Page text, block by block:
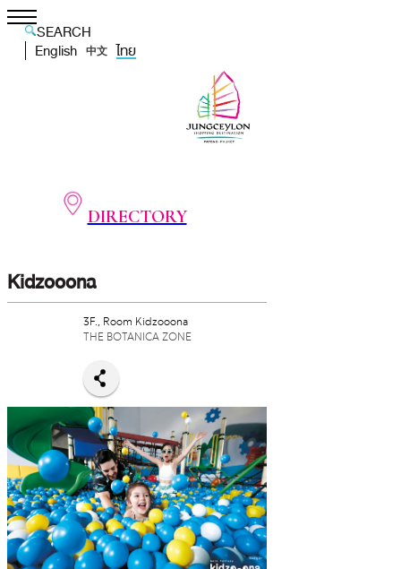
SEARCH
English
中文 ไทย
DIRECTORY
Kidzooona
3F., Room Kidzooona
THE BOTANICA ZONE